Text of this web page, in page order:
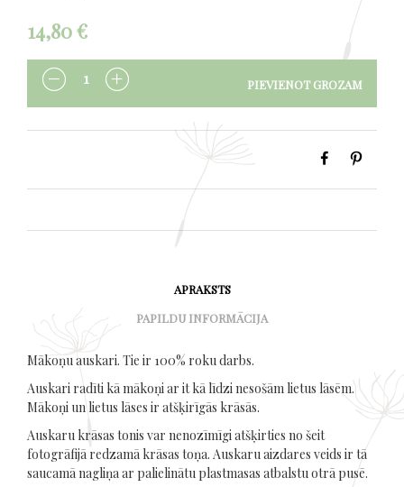
14,80€
DAUDZUMS PIEVIENOT GROZAM
APRAKSTS
PAPILDU INFORMĀCIJA
Mākoņu auskari. Tie ir 100% roku darbs.
Auskari radīti kā mākoņi ar it kā līdzi nesošām lietus lāsēm.
Mākoņi un lietus lāses ir atšķirīgās krāsās.
Auskaru krāsas tonis var nenozīmīgi atšķirties no šeit
fotogrāfijā redzamā krāsas toņa. Auskaru aizdares veids ir tā
saucamā nagliņa ar palielinātu plastmasas atbalstu otrā pusē.